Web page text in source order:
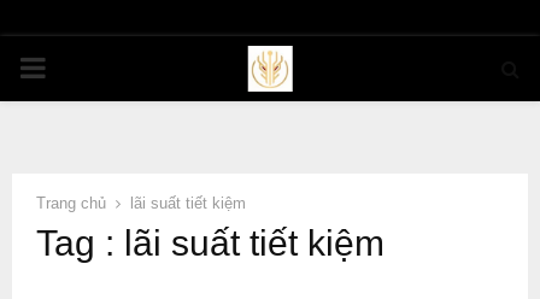
PRIMARY
Trang chủ lãi suất tiết kiệm
Tag : lãi suất tiết kiệm